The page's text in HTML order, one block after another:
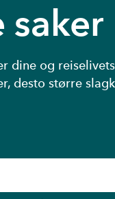
saker
dine og
desto større